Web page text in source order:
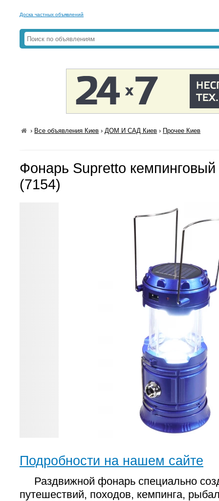
Доска частных объявлений
› Все объявления Киев ›ДОМ И САД Киев › Прочее Киев
Фонарь Supretto
(7154)
Подробности на нашем сайте
Раздвижной фонарь специально
путешествий, походов, кемпинга,